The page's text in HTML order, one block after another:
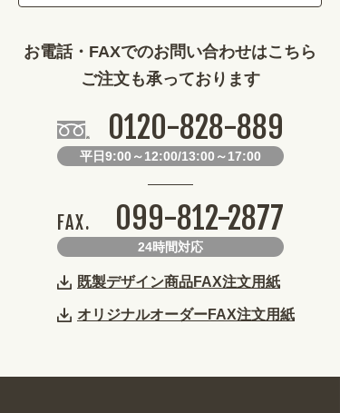
その他 (1786)
お電話・FAXでのお問い合わせはこちら
ご注文も承っております
0120-828-889
平日9:00～12:00/13:00～17:00
FAX. 099-812-2877
24時間対応
既製デザイン商品FAX注文用紙
オリジナルオーダーFAX注文用紙